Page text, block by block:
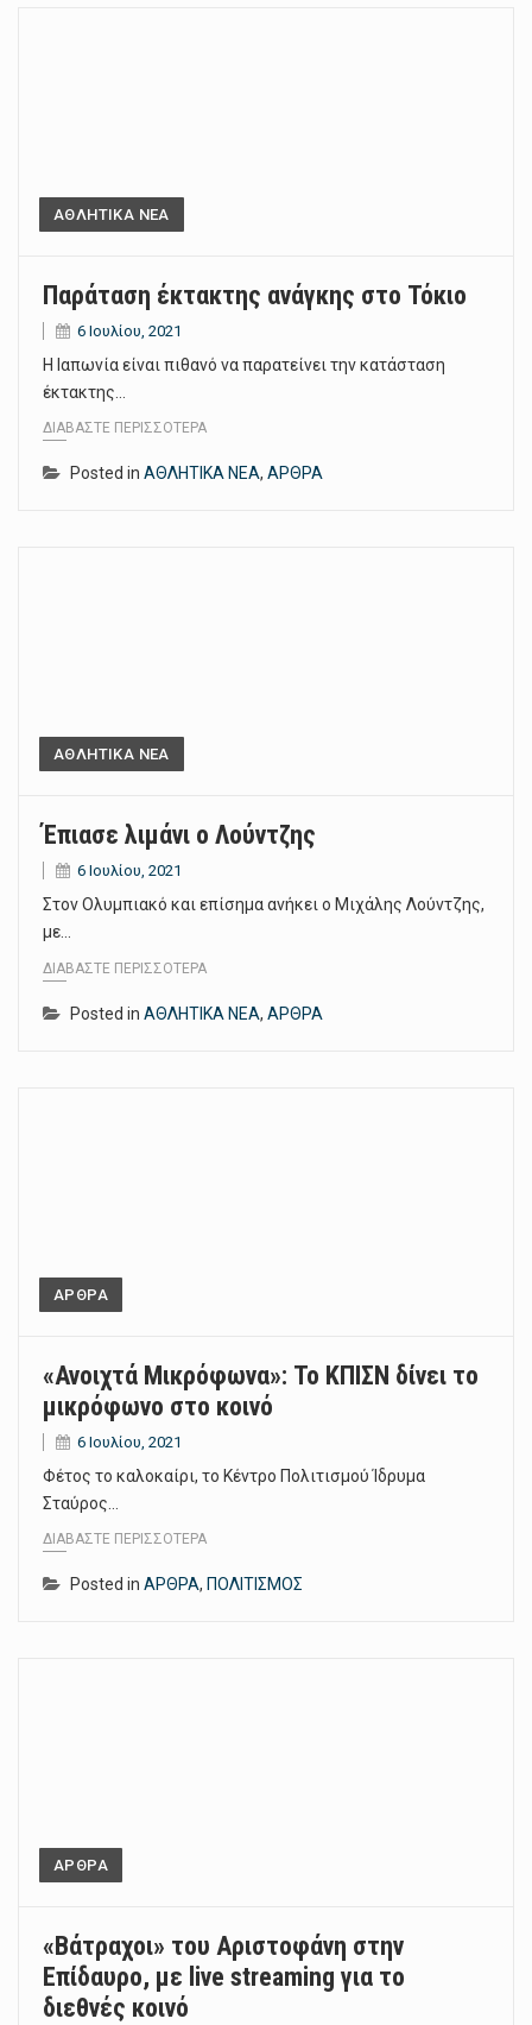
ΑΘΛΗΤΙΚΑ ΝΕΑ
Παράταση έκτακτης ανάγκης στο Τόκιο
6 Ιουλίου, 2021
Η Ιαπωνία είναι πιθανό να παρατείνει την κατάσταση
έκτακτης…
ΔΙΑΒΆΣΤΕ ΠΕΡΙΣΣΌΤΕΡΑ
Posted in ΑΘΛΗΤΙΚΑ ΝΕΑ, ΑΡΘΡΑ
ΑΘΛΗΤΙΚΑ ΝΕΑ
Έπιασε λιμάνι ο Λούντζης
6 Ιουλίου, 2021
Στον Ολυμπιακό και επίσημα ανήκει ο Μιχάλης Λούντζης,
με…
ΔΙΑΒΆΣΤΕ ΠΕΡΙΣΣΌΤΕΡΑ
Posted in ΑΘΛΗΤΙΚΑ ΝΕΑ, ΑΡΘΡΑ
ΑΡΘΡΑ
«Ανοιχτά Μικρόφωνα»: Το ΚΠΙΣΝ δίνει το
μικρόφωνο στο κοινό
6 Ιουλίου, 2021
Φέτος το καλοκαίρι, το Κέντρο Πολιτισμού Ίδρυμα
Σταύρος…
ΔΙΑΒΆΣΤΕ ΠΕΡΙΣΣΌΤΕΡΑ
Posted in ΑΡΘΡΑ, ΠΟΛΙΤΙΣΜΟΣ
ΑΡΘΡΑ
«Βάτραχοι» του Αριστοφάνη στην
Επίδαυρο, με live streaming για το
διεθνές κοινό